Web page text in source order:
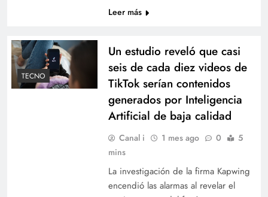
Leer más
TECNO
Un estudio reveló que casi
seis de cada diez videos de
TikTok serían contenidos
generados por Inteligencia
Artificial de baja calidad
Canal i 1 mes ago 0
5
mins
La investigación de la firma Kapwing
encendió las alarmas al revelar el